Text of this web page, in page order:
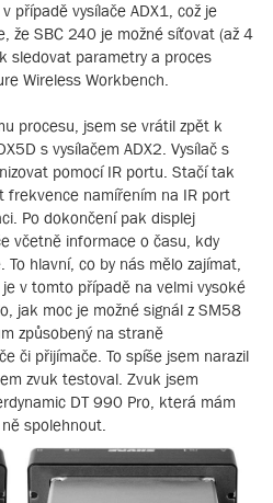
případě vysílače ADX1, což je
že SBC 240 je možné síťovat (až 4
sledovat parametry a proces
Wireless Workbench.
procesu, jsem se vrátil zpět k
s vysílačem ADX2. Vysílač s
pomocí IR portu. Stačí tak
frekvence namířením na IR port
Po dokončení pak displej
včetně informace o času, kdy
hlavní, co by nás mělo zajímat,
v tomto případě na velmi vysoké
jak moc je možné signál z SM58
způsobený na straně
či přijímače. To spíše jsem narazil
zvuk testoval. Zvuk jsem
DT 990 Pro, která mám
spolehnout.